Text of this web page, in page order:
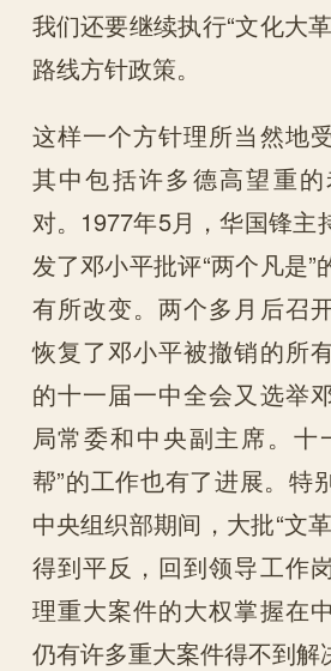
我们还要继续执行“文化大
路线方针政策。
这样一个方针理所当然地
其中包括许多德高望重
对。1977年5月，华国锋主
发了邓小平批评“两个凡是
有所改变。两个多月后召
恢复了邓小平被撤销的所
的十一届一中全会又选举
局常委和中央副主席。十
帮”的工作也有了进展。特
中央组织部期间，大批“文
得到平反，回到领导工作
理重大案件的大权掌握在
仍有许多重大案件得不到解